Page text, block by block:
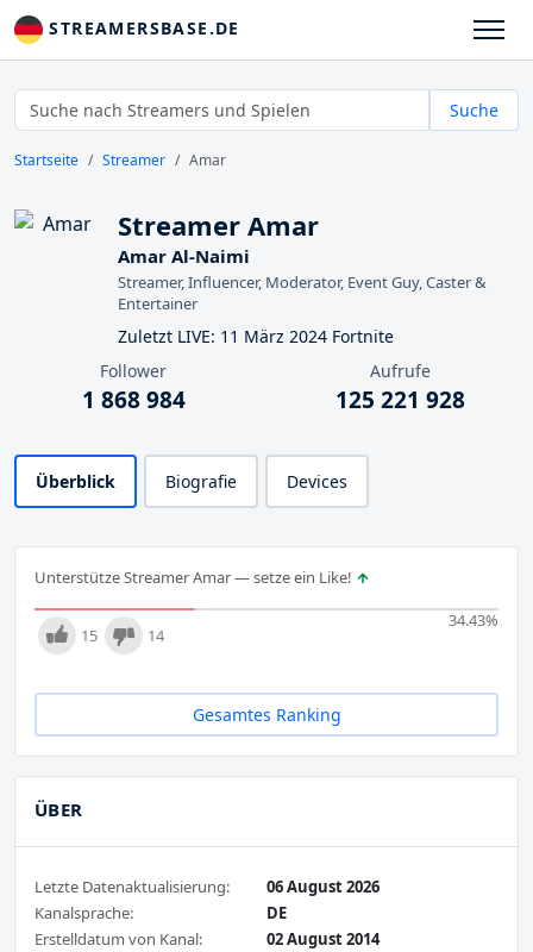
STREAMERSBASE.DE
Suche
Startseite Streamer Amar
Streamer Amar
Amar Al-Naimi
Streamer, Influencer, Moderator, Event Guy, Caster &
Entertainer
Zuletzt LIVE: 11 März 2024 Fortnite
Follower
1 868 984
Aufrufe
125 221 928
Überblick Biografie Devices
Unterstütze Streamer Amar — setze ein Like!
34.43%
15 14
Gesamtes Ranking
ÜBER
Letzte Datenaktualisierung:
06 August 2026
Kanalsprache:
DE
Erstelldatum von Kanal:
02 August 2014